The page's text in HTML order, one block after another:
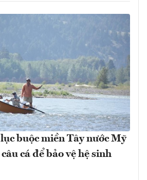
buộc miền Tây nước Mỹ
cá để bảo vệ hệ sinh